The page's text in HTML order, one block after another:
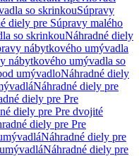
so skrinkouSúpravy
diely pre Súpravy malého
so skrinkouNáhradné diely
nábytkového umývadla
nábytkového umývadla so
umývadloNáhradné diely
Náhradné diely pre
diely pre Pre
diely pre Pre dvojité
diely pre Pre
Náhradné diely pre
Náhradné diely pre